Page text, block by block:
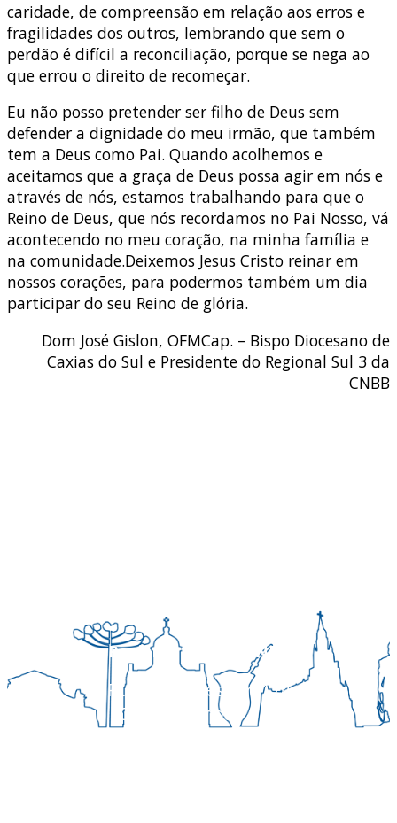
caridade, de compreensão em relação aos erros e
fragilidades dos outros, lembrando que sem o
perdão é difícil a reconciliação, porque se nega ao
que errou o direito de recomeçar.
Eu não posso pretender ser filho de Deus sem
defender a dignidade do meu irmão, que também
tem a Deus como Pai. Quando acolhemos e
aceitamos que a graça de Deus possa agir em nós e
através de nós, estamos trabalhando para que o
Reino de Deus, que nós recordamos no Pai Nosso, vá
acontecendo no meu coração, na minha família e
na comunidade.Deixemos Jesus Cristo reinar em
nossos corações, para podermos também um dia
participar do seu Reino de glória.
Dom José Gislon, OFMCap. – Bispo Diocesano de
Caxias do Sul e Presidente do Regional Sul 3 da
CNBB
Regional Sul 3 da CNBB
Rua Víctor Kessler, 174
Centro, Canoas – RS